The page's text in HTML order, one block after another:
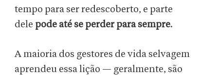
tempo para ser redescoberto, e parte
dele pode até se perder para sempre.
A maioria dos gestores de vida selvagem
aprendeu essa lição — geralmente, são